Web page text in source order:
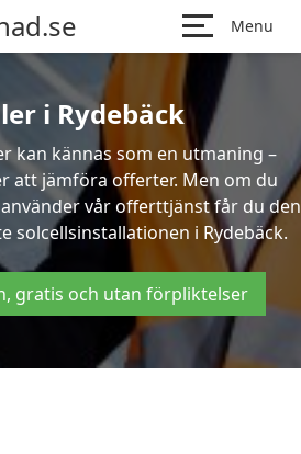
Menu
i Rydebäck
kan kännas som en utmaning –
att jämföra offerter. Men om du
vår offerttjänst får du den
solcellsinstallationen i Rydebäck.
gratis och utan förpliktelser